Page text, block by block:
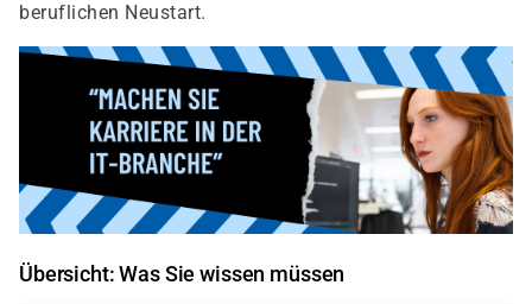
beruflichen Neustart.
Übersicht: Was Sie wissen müssen